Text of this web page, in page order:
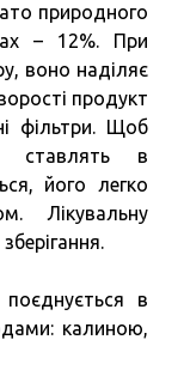
природного
– 12%. При
воно наділяє
продукт
фільтри. Щоб
ставлять в
його легко
Лікувальну
в
калиною,